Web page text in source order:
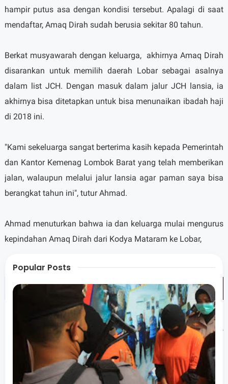
hampir putus asa dengan kondisi tersebut. Apalagi di saat
mendaftar, Amaq Dirah sudah berusia sekitar 80 tahun.
Berkat musyawarah dengan keluarga, akhirnya Amaq Dirah
disarankan untuk memilih daerah Lobar sebagai asalnya
dalam list JCH. Dengan masuk dalam jalur JCH lansia, ia
akhirnya bisa ditetapkan untuk bisa menunaikan ibadah haji
di 2018 ini.
"Kami sekeluarga sangat berterima kasih kepada Pemerintah
dan Kantor Kemenag Lombok Barat yang telah memberikan
jalan, walaupun melalui jalur lansia agar paman saya bisa
berangkat tahun ini", tutur Ahmad.
Ahmad menuturkan bahwa ia dan keluarga mulai mengurus
kepindahan Amaq Dirah dari Kodya Mataram ke Lobar,
"kalau tidak salah awal-awal bulan Puasa kemarin,
kemudian kami mulai mengumpulkan berkas-berkas lalu
melunasi sisa tambang haji," tutur Ahmad.
Popular Posts